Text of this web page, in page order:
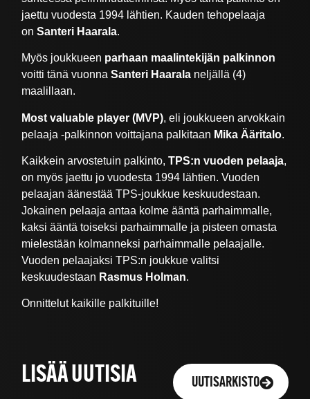
jaettu vuodesta 1994 lähtien. Kauden tehopelaaja
onSanteri Haarala.
Myös joukkueen parhaan maalintekijän palkinnon
voitti tänä vuonnaSanteri Haarala neljällä (4)
maalillaan.
Most valuable player (MVP), eli joukkueen arvokkain
pelaaja -palkinnon voittajana palkitaan Mika Ääritalo.
Kaikkein arvostetuin palkinto,TPS:n vuoden pelaaja,
on myös jaettu jo vuodesta 1994 lähtien. Vuoden
pelaajan äänestää TPS-joukkue keskuudestaan.
Jokainen pelaaja antaa kolme ääntä parhaimmalle,
kaksi ääntä toiseksi parhaimmalle ja pisteen omasta
mielestään kolmanneksi parhaimmalle pelaajalle.
Vuoden pelaajaksi TPS:n joukkue valitsi
keskuudestaan Rasmus Holman.
Onnittelut kaikille palkituille!
LISÄÄ UUTISIA UUTISARKISTO